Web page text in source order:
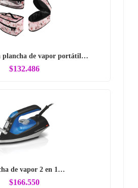
plancha de vapor portátil…
$132.486
de vapor 2 en 1…
$166.550